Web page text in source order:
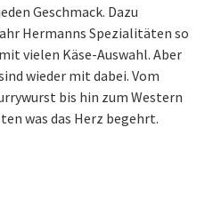
Geschmack. Dazu
Hermanns Spezialitäten so
vielen Käse-Auswahl. Aber
wieder mit dabei. Vom
bis hin zum Western
was das Herz begehrt.